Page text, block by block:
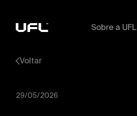
Sobre a UFL
Voltar
29/05/2026